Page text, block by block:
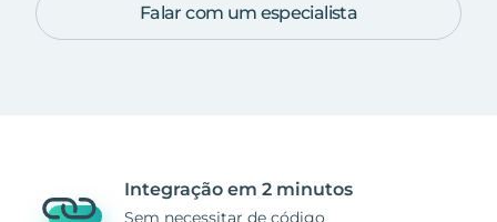
Falar com um especialista
Integração em 2 minutos
Sem necessitar de código